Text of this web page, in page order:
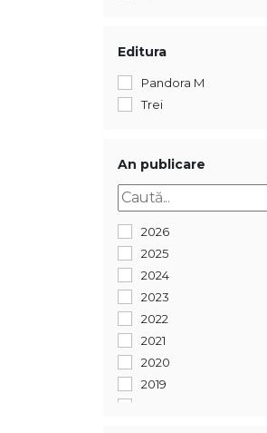
Editura
Pandora M
Trei
An publicare
2026
2025
2024
2023
2022
2021
2020
2019